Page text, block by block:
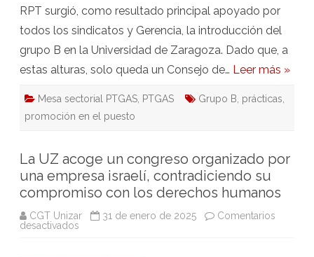
RPT surgió, como resultado principal apoyado por
todos los sindicatos y Gerencia, la introducción del
grupo B en la Universidad de Zaragoza. Dado que, a
estas alturas, solo queda un Consejo de… Leer más »
Mesa sectorial PTGAS PTGAS Grupo B prácticas
promoción en el puesto
La UZ acoge un congreso organizado por
una empresa israelí, contradiciendo su
compromiso con los derechos humanos
CGT Unizar 31 de enero de 2025
Comentarios
desactivados